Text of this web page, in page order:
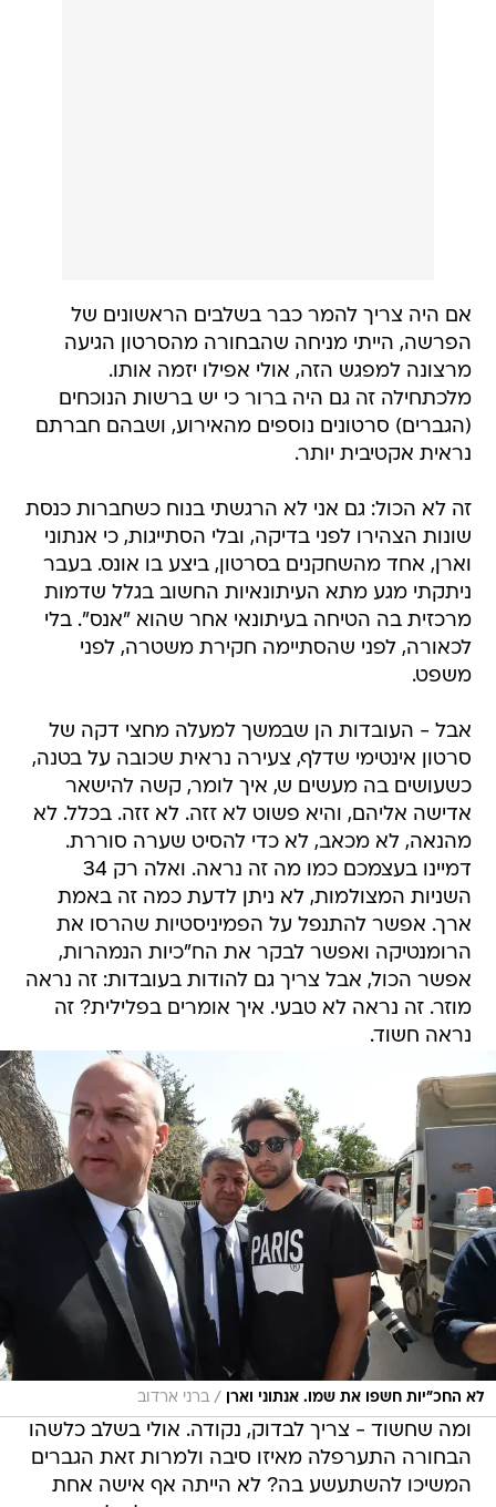
אם היה צריך להמר כבר בשלבים הראשונים של
הפרשה, הייתי מניחה שהבחורה מהסרטון הגיעה
מרצונה למפגש הזה, אולי אפילו יזמה אותו.
מלכתחילה זה גם היה ברור כי יש ברשות הנוכחים
(הגברים) סרטונים נוספים מהאירוע, ושבהם חברתם
נראית אקטיבית יותר.
זה לא הכול: גם אני לא הרגשתי בנוח כשחברות כנסת
שונות הצהירו לפני בדיקה, ובלי הסתייגות, כי אנתוני
וארן, אחד מהשחקנים בסרטון, ביצע בו אונס. בעבר
ניתקתי מגע מתא העיתונאיות החשוב בגלל שדמות
מרכזית בה הטיחה בעיתונאי אחר שהוא "אנס". בלי
לכאורה, לפני שהסתיימה חקירת משטרה, לפני
משפט.
אבל - העובדות הן שבמשך למעלה מחצי דקה של
סרטון אינטימי שדלף, צעירה נראית שכובה על בטנה,
כשעושים בה מעשים ש, איך לומר, קשה להישאר
אדישה אליהם, והיא פשוט לא זזה. לא זזה. בכלל. לא
מהנאה, לא מכאב, לא כדי להסיט שערה סוררת.
דמיינו בעצמכם כמו מה זה נראה. ואלה רק 34
השניות המצולמות, לא ניתן לדעת כמה זה באמת
ארך. אפשר להתנפל על הפמיניסטיות שהרסו את
הרומנטיקה ואפשר לבקר את הח"כיות הנמהרות,
אפשר הכול, אבל צריך גם להודות בעובדות: זה נראה
מוזר. זה נראה לא טבעי. איך אומרים בפלילית? זה
נראה חשוד.
לא החכ"יות חשפו את שמו. אנתוני וארן / ברני ארדוב
ומה שחשוד - צריך לבדוק, נקודה. אולי בשלב כלשהו
הבחורה התערפלה מאיזו סיבה ולמרות זאת הגברים
המשיכו להשתעשע בה? לא הייתה אף אישה אחת